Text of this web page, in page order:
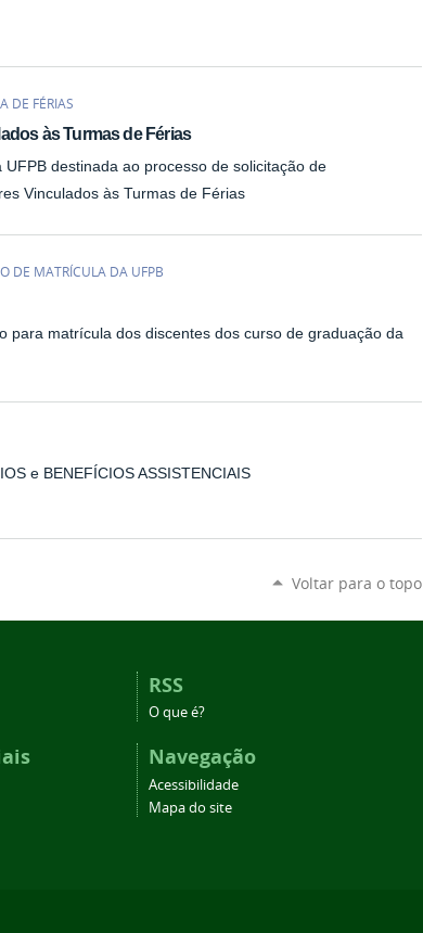
DE FÉRIAS
às Turmas de Férias
destinada ao processo de solicitação de
Vinculados às Turmas de Férias
DE MATRÍCULA DA UFPB
para matrícula dos discentes dos curso de graduação da
e BENEFÍCIOS ASSISTENCIAIS
Voltar para o topo
RSS
O que é?
Navegação
Acessibilidade
Mapa do site